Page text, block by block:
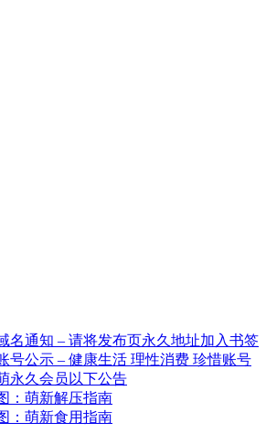
名通知 – 请将发布页永久地址加入书签
号公示 – 健康生活 理性消费 珍惜账号
永久会员以下公告
：萌新解压指南
：萌新食用指南